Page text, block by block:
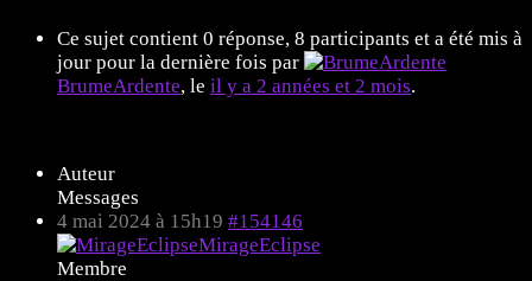
Ce sujet contient 0 réponse, 8 participants et a été mis à
jour pour la dernière fois par
BrumeArdente, le il y a 2 années et 2 mois.
Auteur
Messages
4 mai 2024 à 15h19 #154146
MirageEclipse
Membre